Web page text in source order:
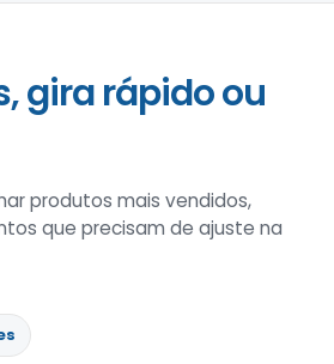
gira rápido ou
produtos mais vendidos,
que precisam de ajuste na